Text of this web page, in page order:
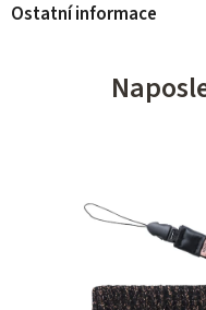
Ostatní informace